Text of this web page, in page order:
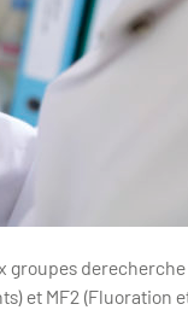
groupes
et MF2 (Fluoration